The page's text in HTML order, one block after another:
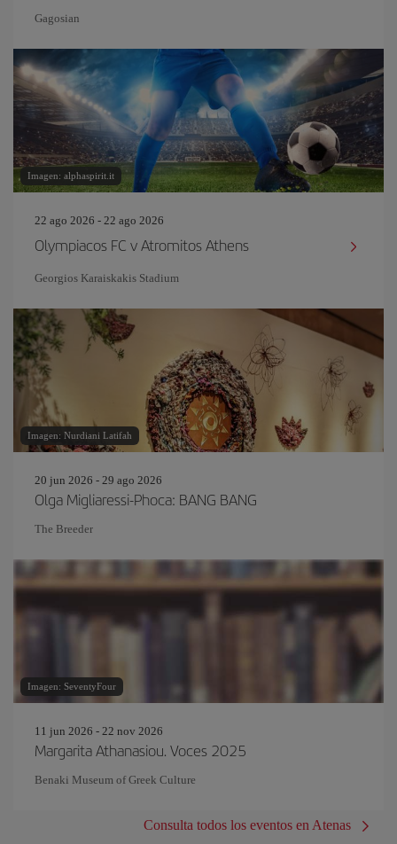
Gagosian
Imagen: alphaspirit.it
22 ago 2026 - 22 ago 2026
Olympiacos FC v Atromitos Athens
Georgios Karaiskakis Stadium
Imagen: Nurdiani Latifah
20 jun 2026 - 29 ago 2026
Olga Migliaressi-Phoca: BANG BANG
The Breeder
Imagen: SeventyFour
11 jun 2026 - 22 nov 2026
Margarita Athanasiou. Voces 2025
Benaki Museum of Greek Culture
Consulta todos los eventos en Atenas